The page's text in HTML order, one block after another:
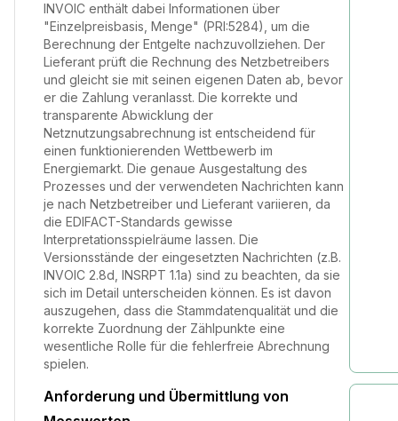
INVOIC enthält dabei Informationen über
"Einzelpreisbasis, Menge" (PRI:5284), um die
Berechnung der Entgelte nachzuvollziehen. Der
Lieferant prüft die Rechnung des Netzbetreibers
und gleicht sie mit seinen eigenen Daten ab, bevor
er die Zahlung veranlasst. Die korrekte und
transparente Abwicklung der
Netznutzungsabrechnung ist entscheidend für
einen funktionierenden Wettbewerb im
Energiemarkt. Die genaue Ausgestaltung des
Prozesses und der verwendeten Nachrichten kann
je nach Netzbetreiber und Lieferant variieren, da
die EDIFACT-Standards gewisse
Interpretationsspielräume lassen. Die
Versionsstände der eingesetzten Nachrichten (z.B.
INVOIC 2.8d, INSRPT 1.1a) sind zu beachten, da sie
sich im Detail unterscheiden können. Es ist davon
auszugehen, dass die Stammdatenqualität und die
korrekte Zuordnung der Zählpunkte eine
wesentliche Rolle für die fehlerfreie Abrechnung
spielen.
Anforderung und Übermittlung von